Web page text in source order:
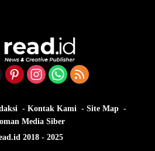
Kontak Kami
Site Map
Media Siber
2018 - 2025